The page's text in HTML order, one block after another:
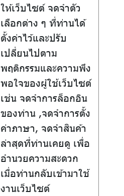
ให้เว็บไซต์ จดจำตัว
เลือกต่าง ๆ ที่ท่านได้
ตั้งค่าไว้และปรับ
เปลี่ยนไปตาม
พฤติกรรมและความพึง
พอใจของผู้ใช้เว็บไซต์
เช่น จดจำการล็อกอิน
ของท่าน ,จดจำการตั้ง
ค่าภาษา, จดจำสินค้า
ล่าสุดที่ท่านเคยดู เพื่อ
อำนวยความสะดวก
เมื่อท่านกลับเข้ามาใช้
งานเว็บไซต์